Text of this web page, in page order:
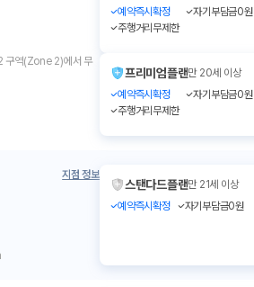
구역(Zone 2)에서 무
예약즉시확정
자기부담금0원
주행거리무제한
프리미엄플랜만 20세 이상
예약즉시확정
자기부담금0원
주행거리무제한
지점 정보
스탠다드플랜만 21세 이상
예약즉시확정
자기부담금0원